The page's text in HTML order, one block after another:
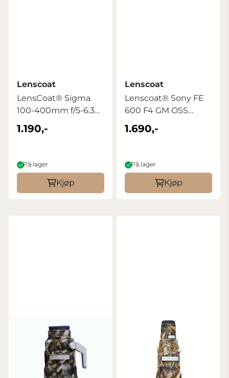
Lenscoat
LensCoat® Sigma
100-400mm f/5-6.3
DG OS HSM ...
1.190,-
På lager
Kjøp
Lenscoat
Lenscoat® Sony FE
600 F4 GM OSS
Realtree Max5
1.690,-
På lager
Kjøp